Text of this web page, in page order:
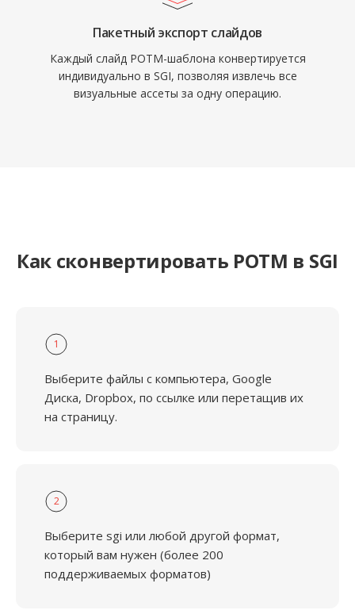
Пакетный экспорт слайдов
Каждый слайд POTM-шаблона конвертируется
индивидуально в SGI, позволяя извлечь все
визуальные ассеты за одну операцию.
Как сконвертировать POTM в SGI
1
Выберите файлы с компьютера, Google
Диска, Dropbox, по ссылке или перетащив их
на страницу.
2
Выберите sgi или любой другой формат,
который вам нужен (более 200
поддерживаемых форматов)